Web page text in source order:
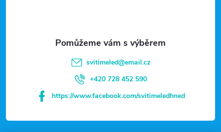
svitimeled@email.cz
+420 728 452 590
https://www.facebook.com/svitimeledhned